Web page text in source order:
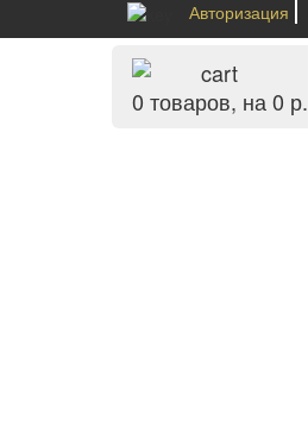
Авторизация
0 товаров, на 0 р.